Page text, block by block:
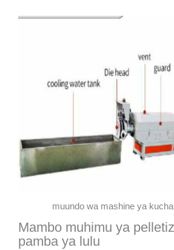
muundo wa mashine ya
Mambo muhimu ya
pamba ya lulu